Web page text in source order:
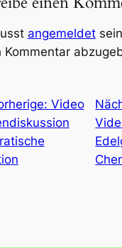
angemeldet
Kommentar
Video